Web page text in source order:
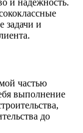
и надежность.
задачи и
частью
выполнение
до